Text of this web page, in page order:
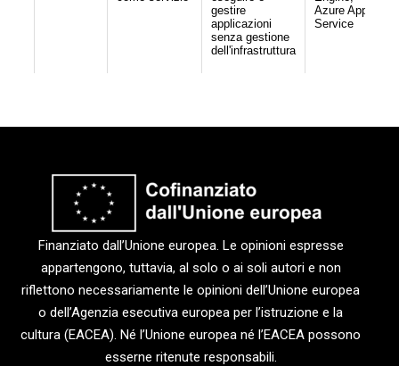
Finanziato dall’Unione europea. Le opinioni espresse
appartengono, tuttavia, al solo o ai soli autori e non
riflettono necessariamente le opinioni dell’Unione europea
o dell’Agenzia esecutiva europea per l’istruzione e la
cultura (EACEA). Né l’Unione europea né l’EACEA possono
esserne ritenute responsabili.